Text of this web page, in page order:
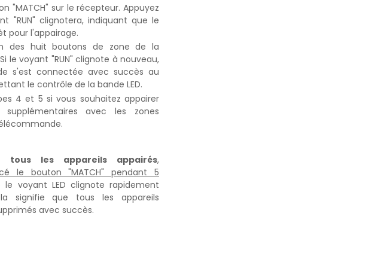
"MATCH" sur le récepteur. Appuyez
"RUN" clignotera, indiquant que le
pour l'appairage.
des huit boutons de zone de la
le voyant "RUN" clignote à nouveau,
s'est connectée avec succès au
le contrôle de la bande LED.
4 et 5 si vous souhaitez appairer
supplémentaires avec les zones
tous les appareils appairés,
le bouton "MATCH" pendant 5
le voyant LED clignote rapidement
signifie que tous les appareils
avec succès.